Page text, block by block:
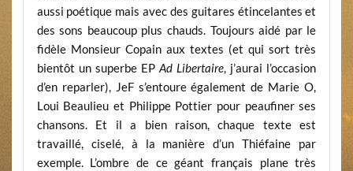
aussi poétique mais avec des guitares étincelantes et
des sons beaucoup plus chauds. Toujours aidé par le
fidèle Monsieur Copain aux textes (et qui sort très
bientôt un superbe EPAd Libertaire, j’aurai l’occasion
d’en reparler), JeF s’entoure également de Marie O,
Loui Beaulieu et Philippe Pottier pour peaufiner ses
chansons. Et il a bien raison, chaque texte est
travaillé, ciselé, à la manière d’un Thiéfaine par
exemple. L’ombre de ce géant français plane très